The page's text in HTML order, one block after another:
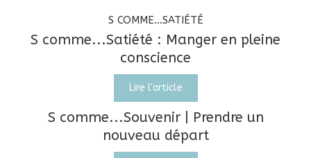
S COMME...SATIÉTÉ
S comme...Satiété : Manger en pleine
conscience
Lire l'article
S comme...Souvenir | Prendre un
nouveau départ